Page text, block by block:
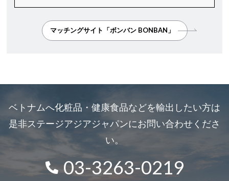
マッチングサイト「ボンバン BONBAN」
ベトナムへ化粧品・健康食品などを輸出したい方は
是非ステージアジアジャパンにお問い合わせくださ
い。
03-3263-0219